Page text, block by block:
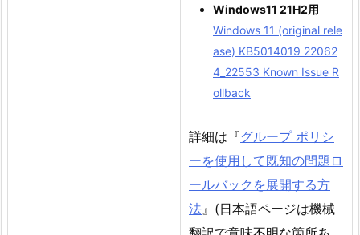
Windows11 21H2用
Windows 11 (original rele
ase) KB5014019 22062
4_22553 Known Issue R
ollback
詳細は『グループ ポリシ
ーを使用して既知の問題ロ
ールバックを展開する方
法 』(日本語ページは機械